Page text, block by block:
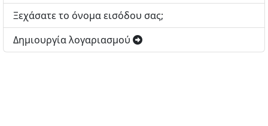
Ξεχάσατε το όνομα εισόδου σας;
Δημιουργία λογαριασμού